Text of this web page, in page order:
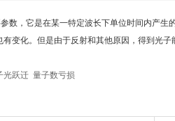
数，它是在某一特定波长下单位时间内产生
变化。但是由于反射和其他原因，得到光
光跃迁 量子数亏损